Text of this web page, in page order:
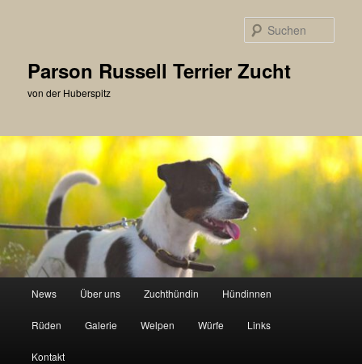
Parson Russell Terrier Zucht
von der Huberspitz
News Über uns Zuchthündin Hündinnen
Rüden Galerie Welpen Würfe Links
Kontakt